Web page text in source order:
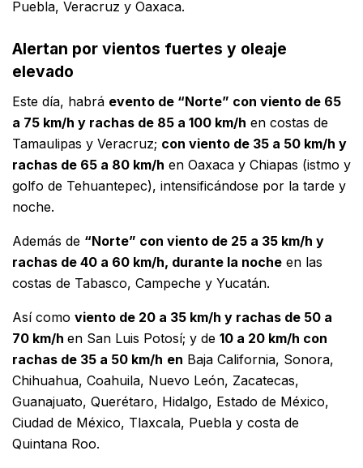
Puebla, Veracruz y Oaxaca.
Alertan por vientos fuertes y oleaje
elevado
Este día, habrá evento de “Norte” con viento de 65
a 75 km/h y rachas de 85 a 100 km/h en costas de
Tamaulipas y Veracruz; con viento de 35 a 50 km/h y
rachas de 65 a 80 km/h en Oaxaca y Chiapas (istmo y
golfo de Tehuantepec), intensificándose por la tarde y
noche.
Además de “Norte” con viento de 25 a 35 km/h y
rachas de 40 a 60 km/h, durante la noche en las
costas de Tabasco, Campeche y Yucatán.
Así como viento de 20 a 35 km/h y rachas de 50 a
70 km/h en San Luis Potosí; y de 10 a 20 km/h con
rachas de 35 a 50 km/h en Baja California, Sonora,
Chihuahua, Coahuila, Nuevo León, Zacatecas,
Guanajuato, Querétaro, Hidalgo, Estado de México,
Ciudad de México, Tlaxcala, Puebla y costa de
Quintana Roo.